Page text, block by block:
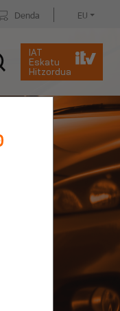
Denda EU
IAT
Eskatu
Hitzordua